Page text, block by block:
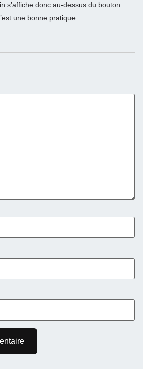
s’affiche donc au-dessus du bouton
une bonne pratique.